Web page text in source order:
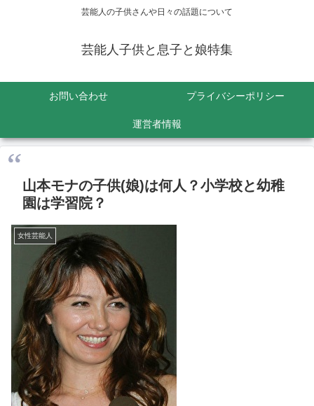
芸能人の子供さんや日々の話題について
芸能人子供と息子と娘特集
お問い合わせ プライバシーポリシー
運営者情報
山本モナの子供(娘)は何人？小学校と幼稚
園は学習院？
女性芸能人